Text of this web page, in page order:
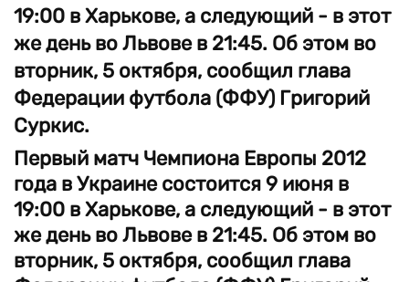
19:00 в Харькове, а следующий - в этот
же день во Львове в 21:45. Об этом во
вторник, 5 октября, сообщил глава
Федерации футбола (ФФУ) Григорий
Суркис.
Первый матч Чемпиона Европы 2012
года в Украине состоится 9 июня в
19:00 в Харькове, а следующий - в этот
же день во Львове в 21:45. Об этом во
вторник, 5 октября, сообщил глава